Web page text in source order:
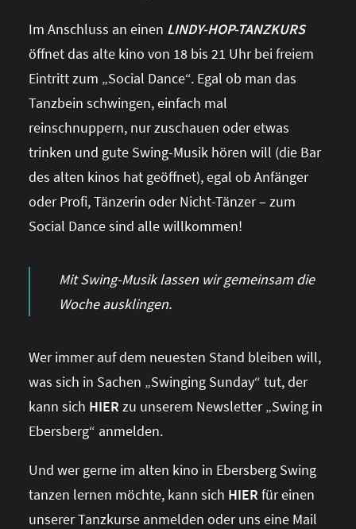
Im Anschluss an einen LINDY-HOP-TANZKURS
öffnet das alte kino von 18 bis 21 Uhr bei freiem
Eintritt zum „Social Dance“. Egal ob man das
Tanzbein schwingen, einfach mal
reinschnuppern, nur zuschauen oder etwas
trinken und gute Swing-Musik hören will (die Bar
des alten kinos hat geöffnet), egal ob Anfänger
oder Profi, Tänzerin oder Nicht-Tänzer – zum
Social Dance sind alle willkommen!
Mit Swing-Musik lassen wir gemeinsam die
Woche ausklingen.
Wer immer auf dem neuesten Stand bleiben will,
was sich in Sachen „Swinging Sunday“ tut, der
kann sich HIER zu unserem Newsletter „Swing in
Ebersberg“ anmelden.
Und wer gerne im alten kino in Ebersberg Swing
tanzen lernen möchte, kann sich HIER für einen
unserer Tanzkurse anmelden oder uns eine Mail